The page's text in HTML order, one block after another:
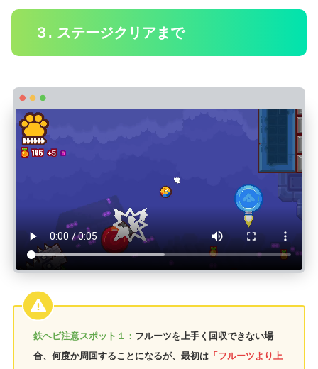
３. ステージクリアまで
鉄ヘビ注意スポット１： フルーツを上手く回収できない場
合、何度か周回することになるが、最初は「フルーツより上